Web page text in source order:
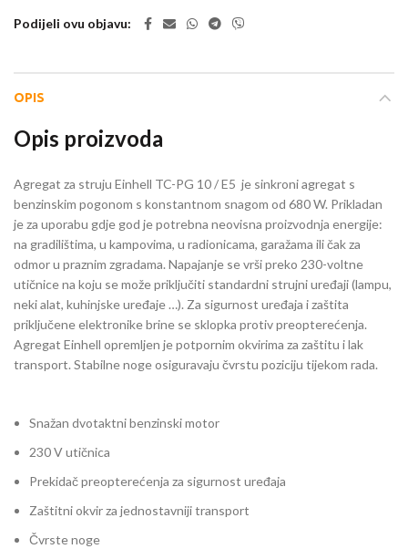
Podijeli ovu objavu
OPIS
Opis proizvoda
Agregat za struju Einhell TC-PG 10 / E5 je sinkroni agregat s
benzinskim pogonom s konstantnom snagom od 680 W. Prikladan
je za uporabu gdje god je potrebna neovisna proizvodnja energije:
na gradilištima, u kampovima, u radionicama, garažama ili čak za
odmor u praznim zgradama. Napajanje se vrši preko 230-voltne
utičnice na koju se može priključiti standardni strujni uređaji (lampu,
neki alat, kuhinjske uređaje …). Za sigurnost uređaja i zaštita
priključene elektronike brine se sklopka protiv preopterećenja.
Agregat Einhell opremljen je potpornim okvirima za zaštitu i lak
transport. Stabilne noge osiguravaju čvrstu poziciju tijekom rada.
Snažan dvotaktni benzinski motor
230 V utičnica
Prekidač preopterećenja za sigurnost uređaja
Zaštitni okvir za jednostavniji transport
Čvrste noge